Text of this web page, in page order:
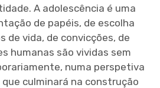
A adolescência é uma
de papéis, de escolha
de vida, de convicções, de
humanas são vividas sem
numa perspetiva
culminará na construção